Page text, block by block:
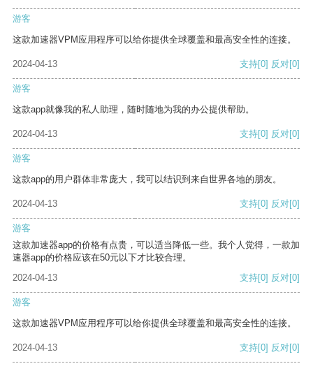
游客
这款加速器VPM应用程序可以给你提供全球覆盖和最高安全性的连接。
2024-04-13 支持[0] 反对[0]
游客
这款app就像我的私人助理，随时随地为我的办公提供帮助。
2024-04-13 支持[0] 反对[0]
游客
这款app的用户群体非常庞大，我可以结识到来自世界各地的朋友。
2024-04-13 支持[0] 反对[0]
游客
这款加速器app的价格有点贵，可以适当降低一些。我个人觉得，一款加
速器app的价格应该在50元以下才比较合理。
2024-04-13
支持[0] 反对[0]
游客
这款加速器VPM应用程序可以给你提供全球覆盖和最高安全性的连接。
2024-04-13 支持[0] 反对[0]